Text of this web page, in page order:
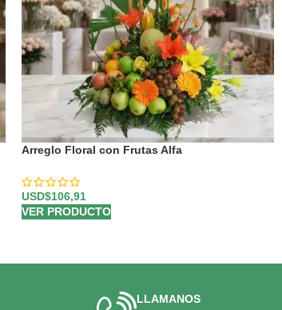
Arreglo Floral con Frutas Alfa
USD$106,91
VER PRODUCTO
LLAMANOS